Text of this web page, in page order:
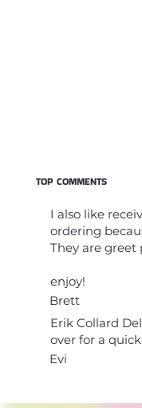
TOP COMMENTS
I also like
ordering
They are greet
enjoy!
Brett
Erik Collard
over for a
Evi